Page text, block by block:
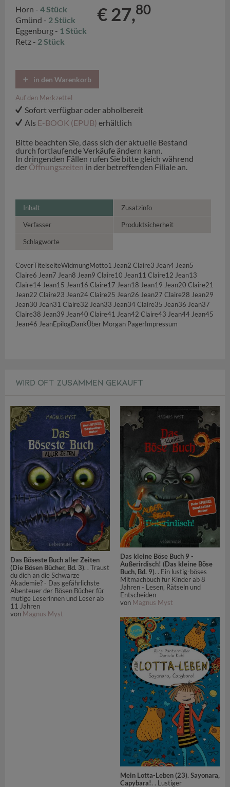
Horn - 4 Stück
Gmünd - 2 Stück
Eggenburg - 1 Stück
Retz - 2 Stück
€ 27,80
in den Warenkorb
Auf den Merkzettel
Sofort verfügbar oder abholbereit
Als E-BOOK (EPUB) erhältlich
Bitte beachten Sie, dass sich der aktuelle Bestand
durch fortlaufende Verkäufe ändern kann.
In dringenden Fällen rufen Sie bitte gleich während
der Öffnungszeiten in der betreffenden Filiale an.
Inhalt Zusatzinfo
Verfasser Produktsicherheit
Schlagworte
CoverTitelseiteWidmungMotto1 Jean2 Claire3 Jean4 Jean5
Claire6 Jean7 Jean8 Jean9 Claire10 Jean11 Claire12 Jean13
Claire14 Jean15 Jean16 Claire17 Jean18 Jean19 Jean20 Claire21
Jean22 Claire23 Jean24 Claire25 Jean26 Jean27 Claire28 Jean29
Jean30 Jean31 Claire32 Jean33 Jean34 Claire35 Jean36 Jean37
Claire38 Jean39 Jean40 Claire41 Jean42 Claire43 Jean44 Jean45
Jean46 JeanEpilogDankÜber Morgan PagerImpressum
WIRD OFT ZUSAMMEN GEKAUFT
Das Böseste Buch aller Zeiten
(Die Bösen Bücher, Bd. 3). . Traust
du dich an die Schwarze
Akademie? - Das gefährlichste
Abenteuer der Bösen Bücher für
mutige Leserinnen und Leser ab
11 Jahren
von Magnus Myst
Das kleine Böse Buch 9 -
Außerirdisch! (Das kleine Böse
Buch, Bd. 9). . Ein lustig-böses
Mitmachbuch für Kinder ab 8
Jahren - Lesen, Rätseln und
Entscheiden
von Magnus Myst
Mein Lotta-Leben (23). Sayonara,
Capybara!. . Lustiger